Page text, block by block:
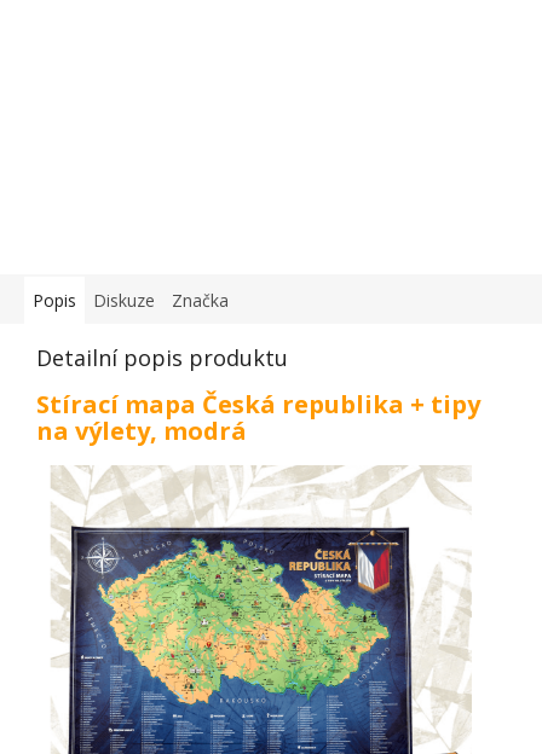
Popis Diskuze Značka
Detailní popis produktu
Stírací mapa Česká republika + tipy
na výlety, modrá